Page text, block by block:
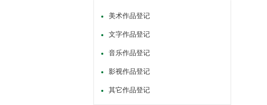
美术作品登记
文字作品登记
音乐作品登记
影视作品登记
其它作品登记